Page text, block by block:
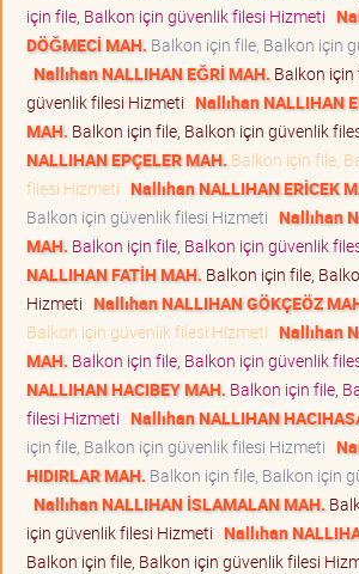
için file, Balkon için güvenlik filesi Hizmeti
DÖĞMECİ MAH. Balkon için file, Balkon için
Nallıhan NALLIHAN EĞRİ MAH. Balkon için
güvenlik filesi Hizmeti Nallıhan NALLIHAN
MAH. Balkon için file, Balkon için güvenlik
NALLIHAN EPÇELER MAH. Balkon için file,
filesi Hizmeti Nallıhan NALLIHAN ERİCEK
Balkon için güvenlik filesi Hizmeti Nallıhan
MAH. Balkon için file, Balkon için güvenlik
NALLIHAN FATİH MAH. Balkon için file,
Hizmeti Nallıhan NALLIHAN GÖKÇEÖZ
Balkon için güvenlik filesi Hizmeti Nallıhan
MAH. Balkon için file, Balkon için güvenlik
NALLIHAN HACIBEY MAH. Balkon için file,
filesi Hizmeti Nallıhan NALLIHAN
için file, Balkon için güvenlik filesi Hizmeti
HIDIRLAR MAH. Balkon için file, Balkon için
Nallıhan NALLIHAN İSLAMALAN MAH.
için güvenlik filesi Hizmeti Nallıhan
Balkon için file, Balkon için güvenlik filesi